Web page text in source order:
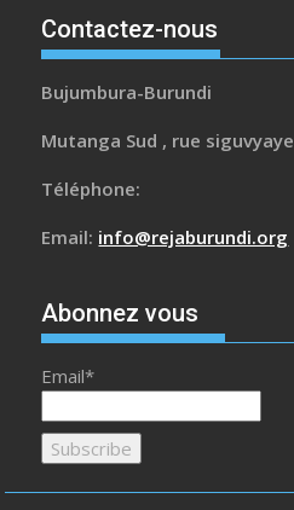
Contactez-nous
Bujumbura-Burundi
Mutanga Sud , rue siguvyaye
Téléphone:
Email: info@rejaburundi.org
Abonnez vous
Email*